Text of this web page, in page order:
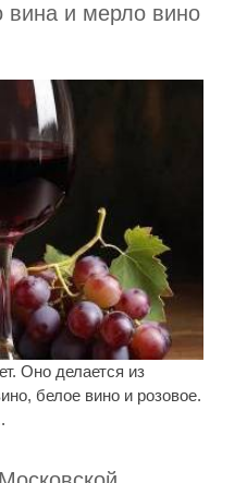
вина и мерло вино
Оно делается из
белое вино и розовое.